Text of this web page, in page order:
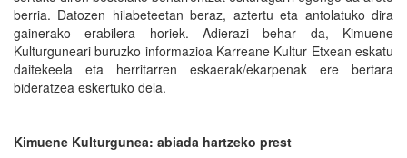
berria. Datozen hilabeteetan beraz, aztertu eta antolatuko dira
gainerako erabilera horiek. Adierazi behar da, Kimuene
Kulturguneari buruzko informazioa Karreane Kultur Etxean eskatu
daitekeela eta herritarren eskaerak/ekarpenak ere bertara
bideratzea eskertuko dela.
Kimuene Kulturgunea: abiada hartzeko prest